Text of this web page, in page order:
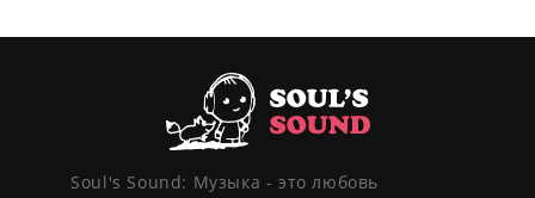
Soul's Sound: Музыка - это любовь